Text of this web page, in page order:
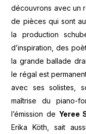
découvrons avec un
de pièces qui sont
la production
d’inspiration, des
la grande ballade
le régal est
avec ses solistes,
maîtrise du piano-
l’émission de Yeree
Erika Köth, sait